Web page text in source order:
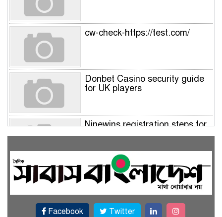
cw-check-https://test.com/
Donbet Casino security guide
for UK players
Ninewins registration steps for
UK players – Quick sign‑up
Nine Wins Casino account
verification guide for UK
Facebook
Twitter